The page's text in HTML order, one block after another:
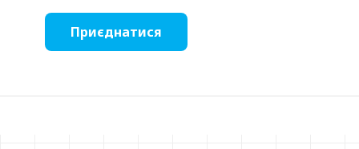
Приєднатися